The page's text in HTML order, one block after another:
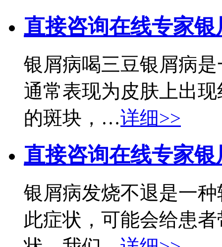
直接咨询在线专家银
银屑病喝三豆银屑病
通常表现为皮肤上出
的斑块，…详细>>
直接咨询在线专家银
银屑病发烧不退是一
此症状，可能会给患